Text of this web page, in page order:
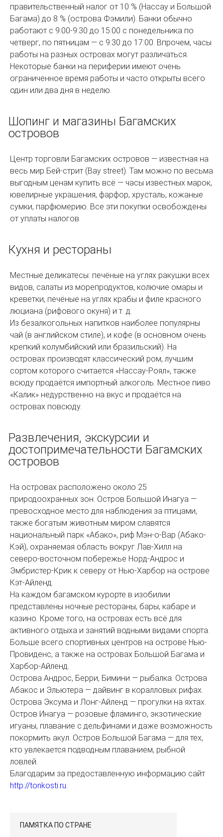
правительственный налог от 10 % (Нассау и Большой
Багама) до 8 % (острова Фэмили). Банки обычно
работают с 9:00-9:30 до 15:00 с понедельника по
четверг, по пятницам — с 9:30 до 17:00. Впрочем, часы
работы на разных островах могут различаться.
Некоторые банки на периферии имеют очень
ограниченное время работы и часто открыты всего
один или два дня в неделю.
Шопинг и магазины Багамских
островов
Центр торговли Багамских островов — известная на
весь мир Бей-стрит (Bay street). Там можно по весьма
выгодным ценам купить всё — часы известных марок,
ювелирные украшения, фарфор, хрусталь, кожаные
сумки, парфюмерию. Все эти покупки освобождены
от уплаты налогов.
Кухня и рестораны
Местные деликатесы: печёные на углях ракушки всех
видов, салаты из морепродуктов, колючие омары и
креветки, печёные на углях крабы и филе красного
люциана (рифового окуня) и т. д.
Из безалкогольных напитков наиболее популярны
чай (в английском стиле), и кофе (в основном очень
крепкий колумбийский или бразильский). На
островах производят классический ром, лучшим
сортом которого считается «Нассау-Роял», также
всюду продаётся импортный алкоголь. Местное пиво
«Калик» недурственно на вкус и продаётся на
островах повсюду.
Развлечения, экскурсии и
достопримечательности Багамских
островов
На островах расположено около 25
природоохранных зон. Остров Большой Инагуа —
превосходное место для наблюдения за птицами,
также богатым животным миром славятся
национальный парк «Абако», риф Мэн-о-Вар (Абако-
Кэй), охраняемая область вокруг Лав-Хилл на
северо-восточном побережье Норд-Андрос и
Эмбристер-Крик к северу от Нью-Харбор на острове
Кэт-Айленд.
На каждом багамском курорте в изобилии
представлены ночные рестораны, бары, кабаре и
казино. Кроме того, на островах есть всё для
активного отдыха и занятий водными видами спорта.
Больше всего спортивных центров на острове Нью-
Провиденс, а также на островах Большой Багама и
Харбор-Айленд.
Острова Андрос, Берри, Бимини — рыбалка. Острова
Абакос и Эльютера — дайвинг в коралловых рифах.
Острова Эксума и Лонг-Айленд — прогулки на яхтах.
Остров Инагуа — розовые фламинго, экзотические
игуаны, плавание с дельфинами и даже возможность
покормить акул. Остров Большой Багама — для тех,
кто увлекается подводным плаванием, рыбной
ловлей.
Благодарим за предоставленную информацию сайт
http://tonkosti.ru.
ПАМЯТКА ПО СТРАНЕ